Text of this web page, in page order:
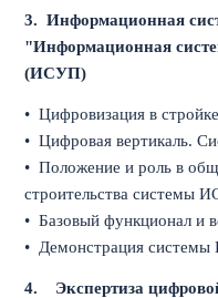
3. Информационная
"Информационная
(ИСУП)
• Цифровизация в стройке
• Цифровая вертикаль.
• Положение и роль в
строительства системы
• Базовый функционал и
• Демонстрация
4.
Экспертиза